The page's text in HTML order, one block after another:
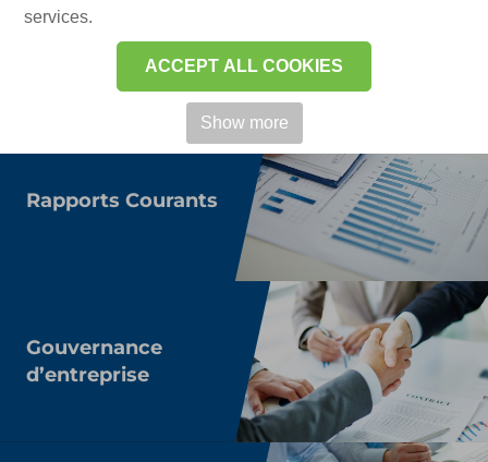
services.
ACCEPT ALL COOKIES
Show more
Résultats financiers
Rapports Courants
Gouvernance
d’entreprise